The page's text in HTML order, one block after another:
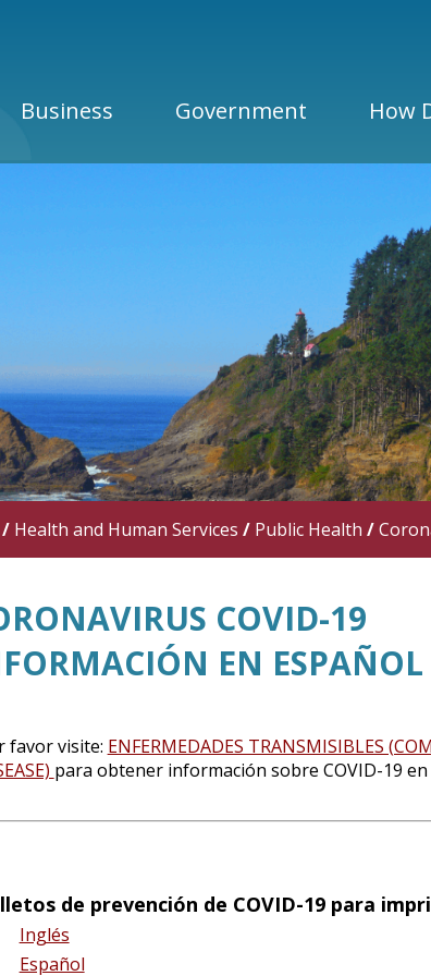
Business Government How
/ Health and Human Services / Public Health /
COVID-19
EN ESPAÑOL
favor visite: ENFERMEDADES TRANSMISIBLES
para obtener información sobre COVID-19 en
de prevención de COVID-19 para
Inglés
Español